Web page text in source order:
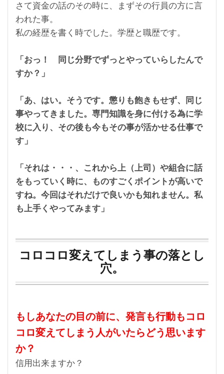
さて資金の話のその時に、まずその行員の方に言
われた事。
私の経歴を書く時でした。学歴と職歴です。
「おっ！ 同じ分野でずっとやっていらしたんで
すか？」
「あ、はい。そうです。懲りも飽きもせず、同じ
事やってきました。専門知識を身に付ける為に学
校に入り、その後も今もその事が活かせる仕事で
す」
「それは・・・、これから上（上司）や組合に話
をもっていく時に、ものすごくポイントが高いで
すね。今回はそれだけで良いかも知れません。私
も上手くやってみます」
コロコロ変えてしまう事の落とし
穴。
もしあなたの目の前に、発言も行動もコロ
コロ変えてしまう人がいたらどう思います
か？
信用出来ますか？